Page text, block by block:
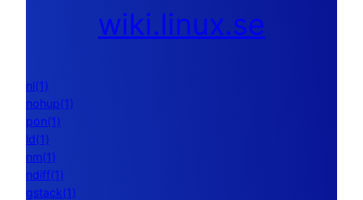
wiki.linux.se
nl(1)
nohup(1)
pon(1)
ld(1)
nm(1)
ndiff(1)
gstack(1)